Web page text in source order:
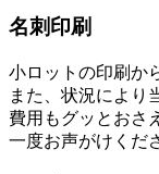
名刺印刷
小ロットの印刷か
また、状況により
費用もグッとおさ
一度お声がけくだ